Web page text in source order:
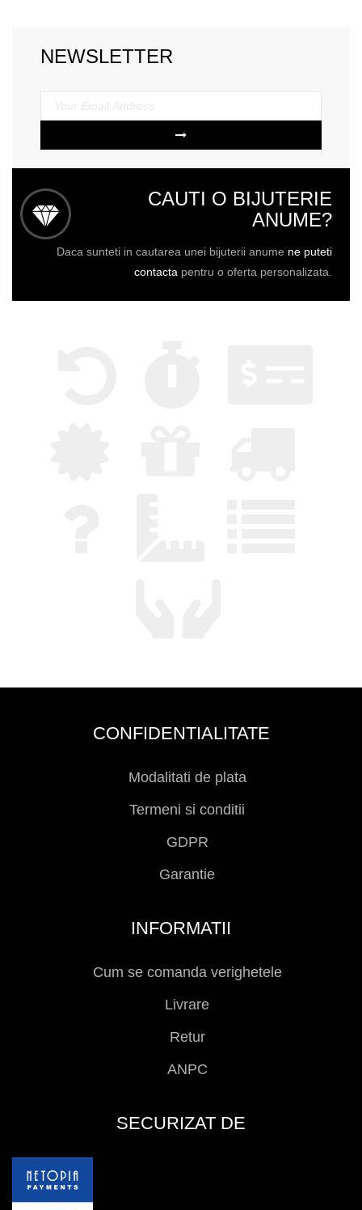
NEWSLETTER
CAUTI O BIJUTERIE
ANUME?
Daca sunteti in cautarea unei bijuterii anume ne puteti
contacta pentru o oferta personalizata.
CONFIDENTIALITATE
Modalitati de plata
Termeni si conditii
GDPR
Garantie
INFORMATII
Cum se comanda verighetele
Livrare
Retur
ANPC
SECURIZAT DE